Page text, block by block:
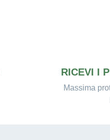
RICEVI I
Massima